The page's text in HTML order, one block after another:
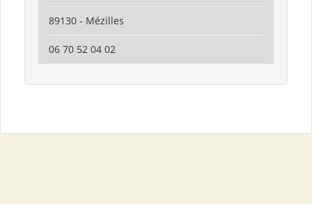
89130 - Mézilles
06 70 52 04 02